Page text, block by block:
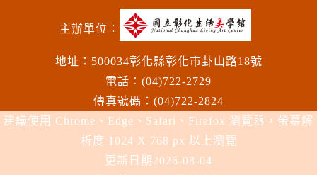
主辦單位︰
地址：500034彰化縣彰化市卦山路18號
電話︰(04)722-2729
傳真號碼：(04)722-2824
建議使用 Chrome、Edge、Safari、Firefox 瀏覽器，螢幕解
析度 1024 X 768 px 以上瀏覽
更新日期 2026-08-04